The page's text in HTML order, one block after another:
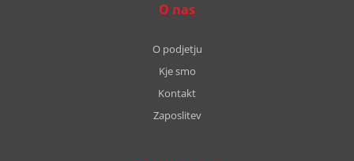
O nas
O podjetju
Kje smo
Kontakt
Zaposlitev